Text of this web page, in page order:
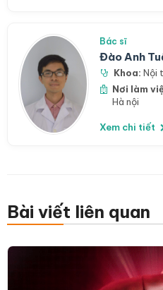
Bác sĩ
Đào Anh
Khoa: Nội
Nơi làm
Hà nội
Xem chi tiết
Bài viết liên quan